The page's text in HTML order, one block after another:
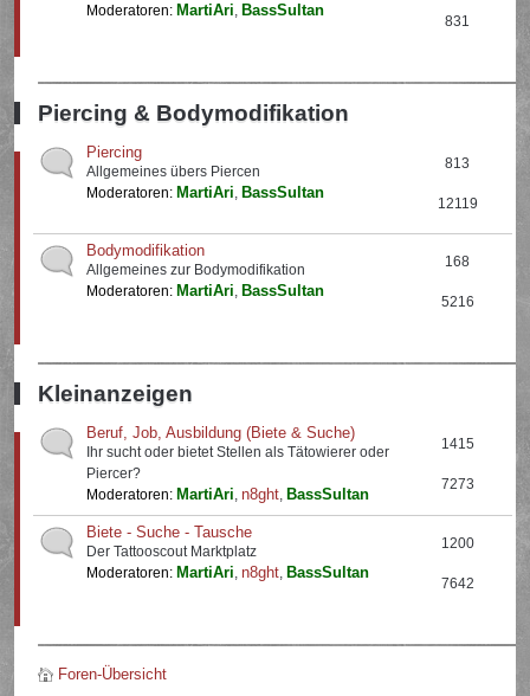
Moderatoren: MartiAri, BassSultan
831
Piercing & Bodymodifikation
Piercing
Allgemeines übers Piercen
Moderatoren: MartiAri, BassSultan
813
12119
Bodymodifikation
Allgemeines zur Bodymodifikation
Moderatoren: MartiAri, BassSultan
168
5216
Kleinanzeigen
Beruf, Job, Ausbildung (Biete & Suche)
Ihr sucht oder bietet Stellen als Tätowierer oder
Piercer?
Moderatoren: MartiAri,n8ght, BassSultan
1415
7273
Biete - Suche - Tausche
Der Tattooscout Marktplatz
Moderatoren: MartiAri,n8ght, BassSultan
1200
7642
Foren-Übersicht